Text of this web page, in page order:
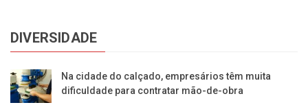
DIVERSIDADE
Na cidade do calçado, empresários têm muita
dificuldade para contratar mão-de-obra